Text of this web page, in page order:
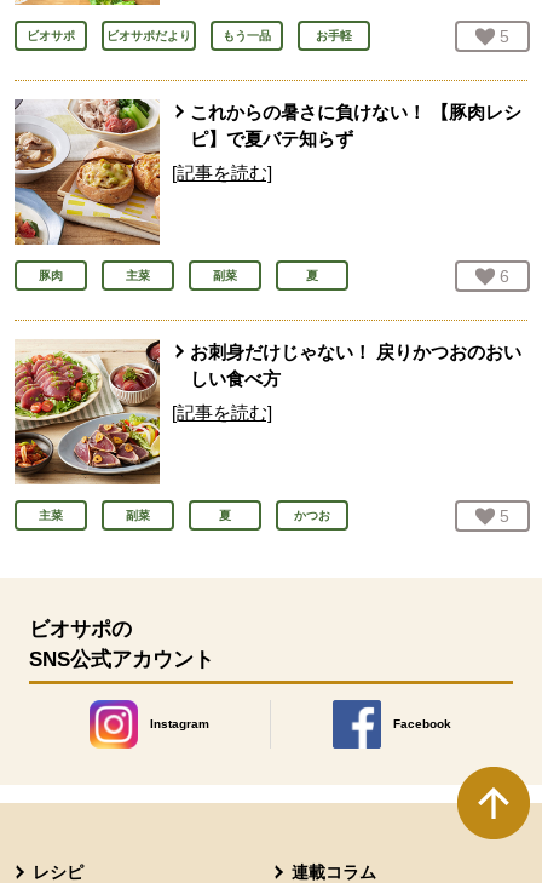
ビオサポ ビオサポだより もう一品 お手軽 お気
5
これからの暑さに負けない！ 【豚肉レシ
ピ】で夏バテ知らず
[記事を読む]
豚肉 主菜 副菜 夏 お気
6
お刺身だけじゃない！ 戻りかつおのおい
しい食べ方
[記事を読む]
主菜 副菜 夏 かつお お気
5
ビオサポの
SNS公式アカウント
Instagram
別のウィンドウで開きます。
Facebook
別のウィンドウで開きます
レシピ 連載コラム